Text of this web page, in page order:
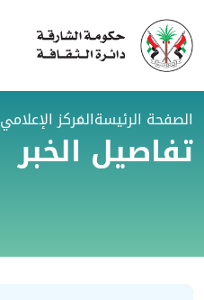
الصفحة الرئيسةالمركز الإعلامي
تفاصيل الخبر